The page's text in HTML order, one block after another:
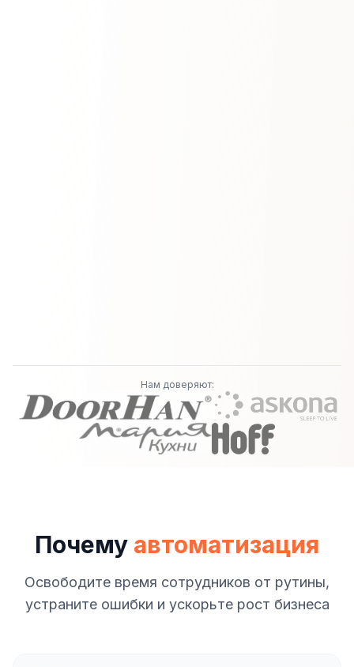
Нам доверяют:
Почему автоматизация
Освободите время сотрудников от рутины,
устраните ошибки и ускорьте рост бизнеса